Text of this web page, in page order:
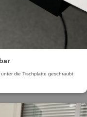
die Tischplatte geschraubt